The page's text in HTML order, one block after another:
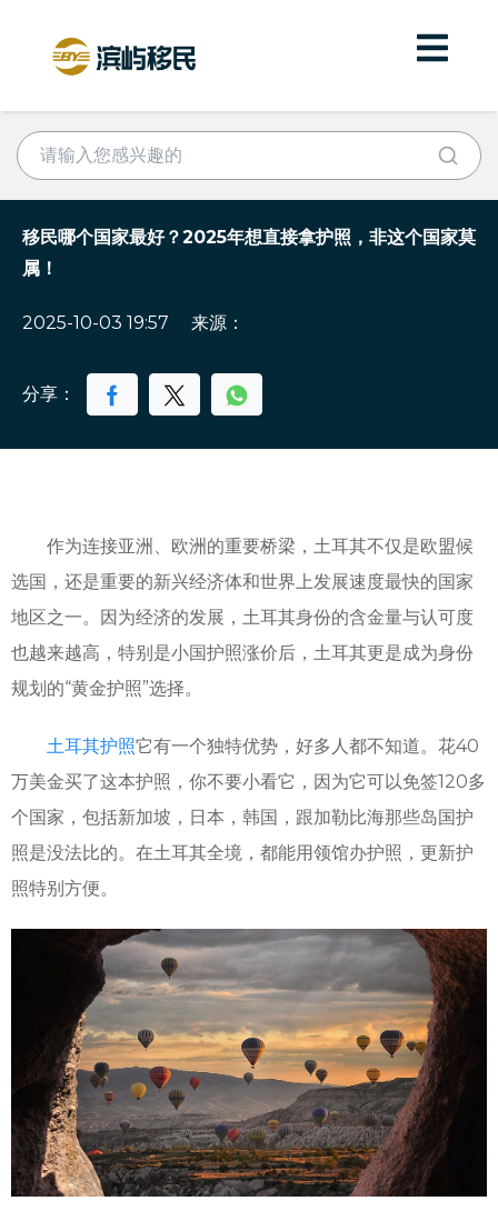
移民哪个国家最好？2025年想直接拿护照，非这个国家莫
属！
2025-10-03 19:57 来源：
分享：
作为连接亚洲、欧洲的重要桥梁，土耳其不仅是欧盟候
选国，还是重要的新兴经济体和世界上发展速度最快的国家
地区之一。因为经济的发展，土耳其身份的含金量与认可度
也越来越高，特别是小国护照涨价后，土耳其更是成为身份
规划的“黄金护照”选择。
土耳其护照它有一个独特优势，好多人都不知道。花40
万美金买了这本护照，你不要小看它，因为它可以免签120多
个国家，包括新加坡，日本，韩国，跟加勒比海那些岛国护
照是没法比的。在土耳其全境，都能用领馆办护照，更新护
照特别方便。